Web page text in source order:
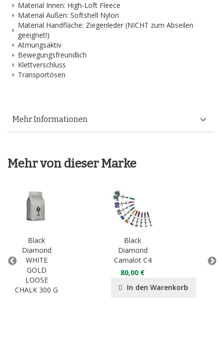
Material Innen: High-Loft Fleece
Material Außen: Softshell Nylon
Material Handfläche: Ziegenleder (NICHT zum Abseilen
geeignet!)
Atmungsaktiv
Bewegungsfreundlich
Klettverschluss
Transportösen
Mehr Informationen
Mehr von dieser Marke
Black
Diamond
WHITE
GOLD
LOOSE
CHALK 300 G
Black
Diamond
Camalot C4
80,00 €
In den Warenkorb